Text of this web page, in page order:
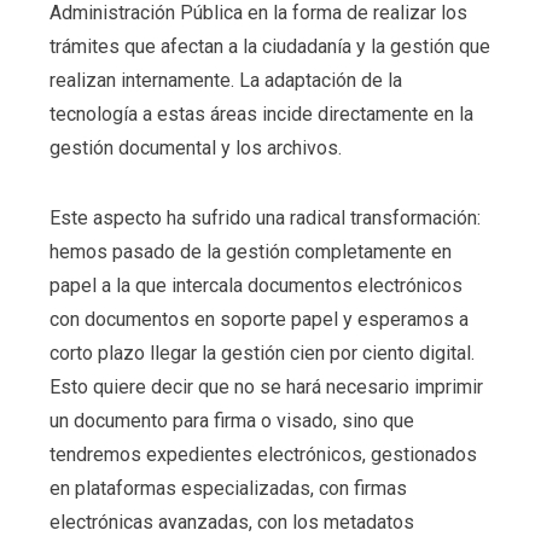
Administración Pública en la forma de realizar los
trámites que afectan a la ciudadanía y la gestión que
realizan internamente. La adaptación de la
tecnología a estas áreas incide directamente en la
gestión documental y los archivos.
Este aspecto ha sufrido una radical transformación:
hemos pasado de la gestión completamente en
papel a la que intercala documentos electrónicos
con documentos en soporte papel y esperamos a
corto plazo llegar la gestión cien por ciento digital.
Esto quiere decir que no se hará necesario imprimir
un documento para firma o visado, sino que
tendremos expedientes electrónicos, gestionados
en plataformas especializadas, con firmas
electrónicas avanzadas, con los metadatos